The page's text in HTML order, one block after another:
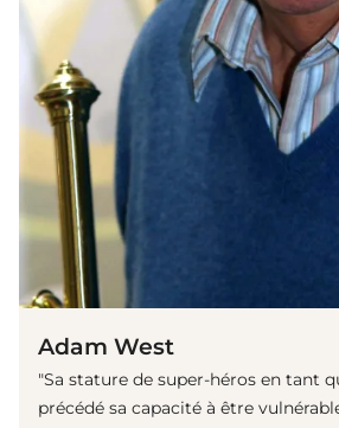
Adam West
"Sa stature de super-héros en tant
précédé sa capacité à être